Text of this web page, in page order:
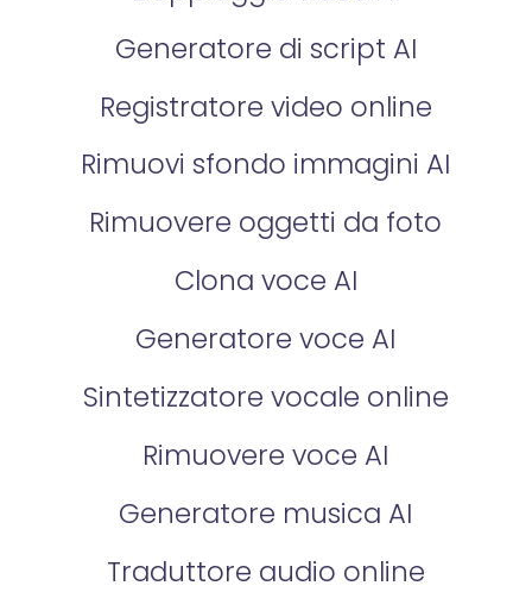
Generatore di script AI
Registratore video online
Rimuovi sfondo immagini AI
Rimuovere oggetti da foto
Clona voce AI
Generatore voce AI
Sintetizzatore vocale online
Rimuovere voce AI
Generatore musica AI
Traduttore audio online